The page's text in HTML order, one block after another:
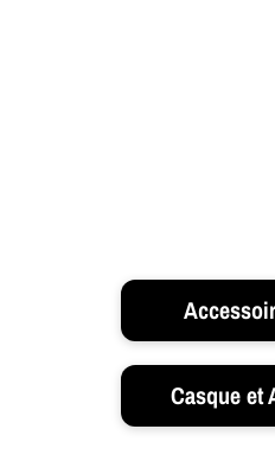
Casque et